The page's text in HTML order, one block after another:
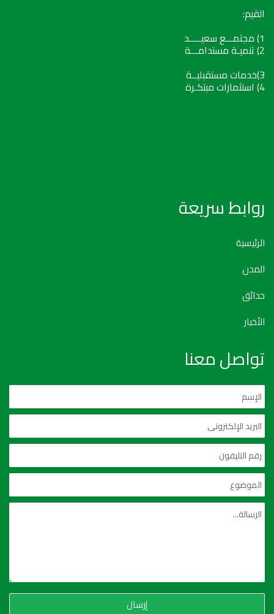
القيم:
1) مجتمـــع سعيـــــد
2) تنميـة مستدامـــة
3)خدمات مستقبليــة
4) استثمارات مبتكـرة
روابط سريعة
الرئيسية
المدن
حدائق
الأخبار
تواصل معنا
إرسال